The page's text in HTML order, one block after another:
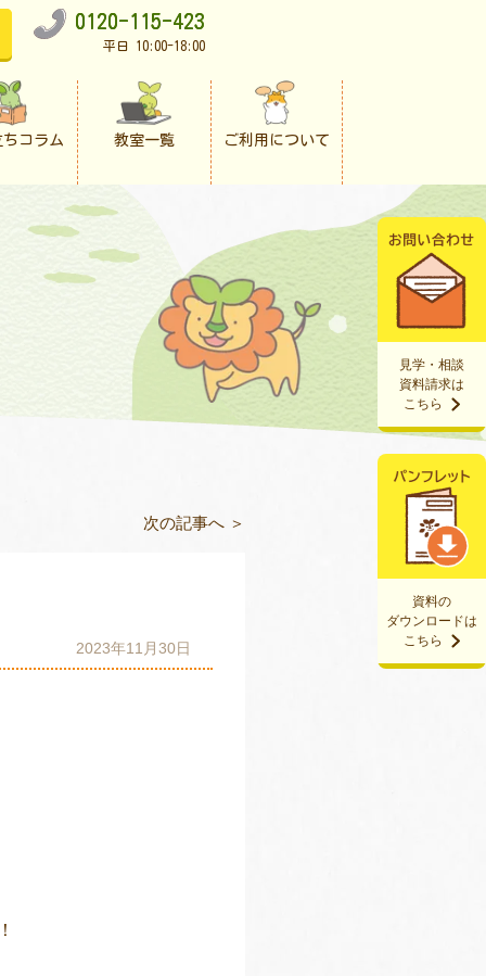
0120-115-423
平日 10:00-18:00
コラム 教室一覧 ご利用について
資料の
ダウンロードは
こちら
見学・相談
資料請求は
こちら
次の記事へ ＞
2023年11月30日